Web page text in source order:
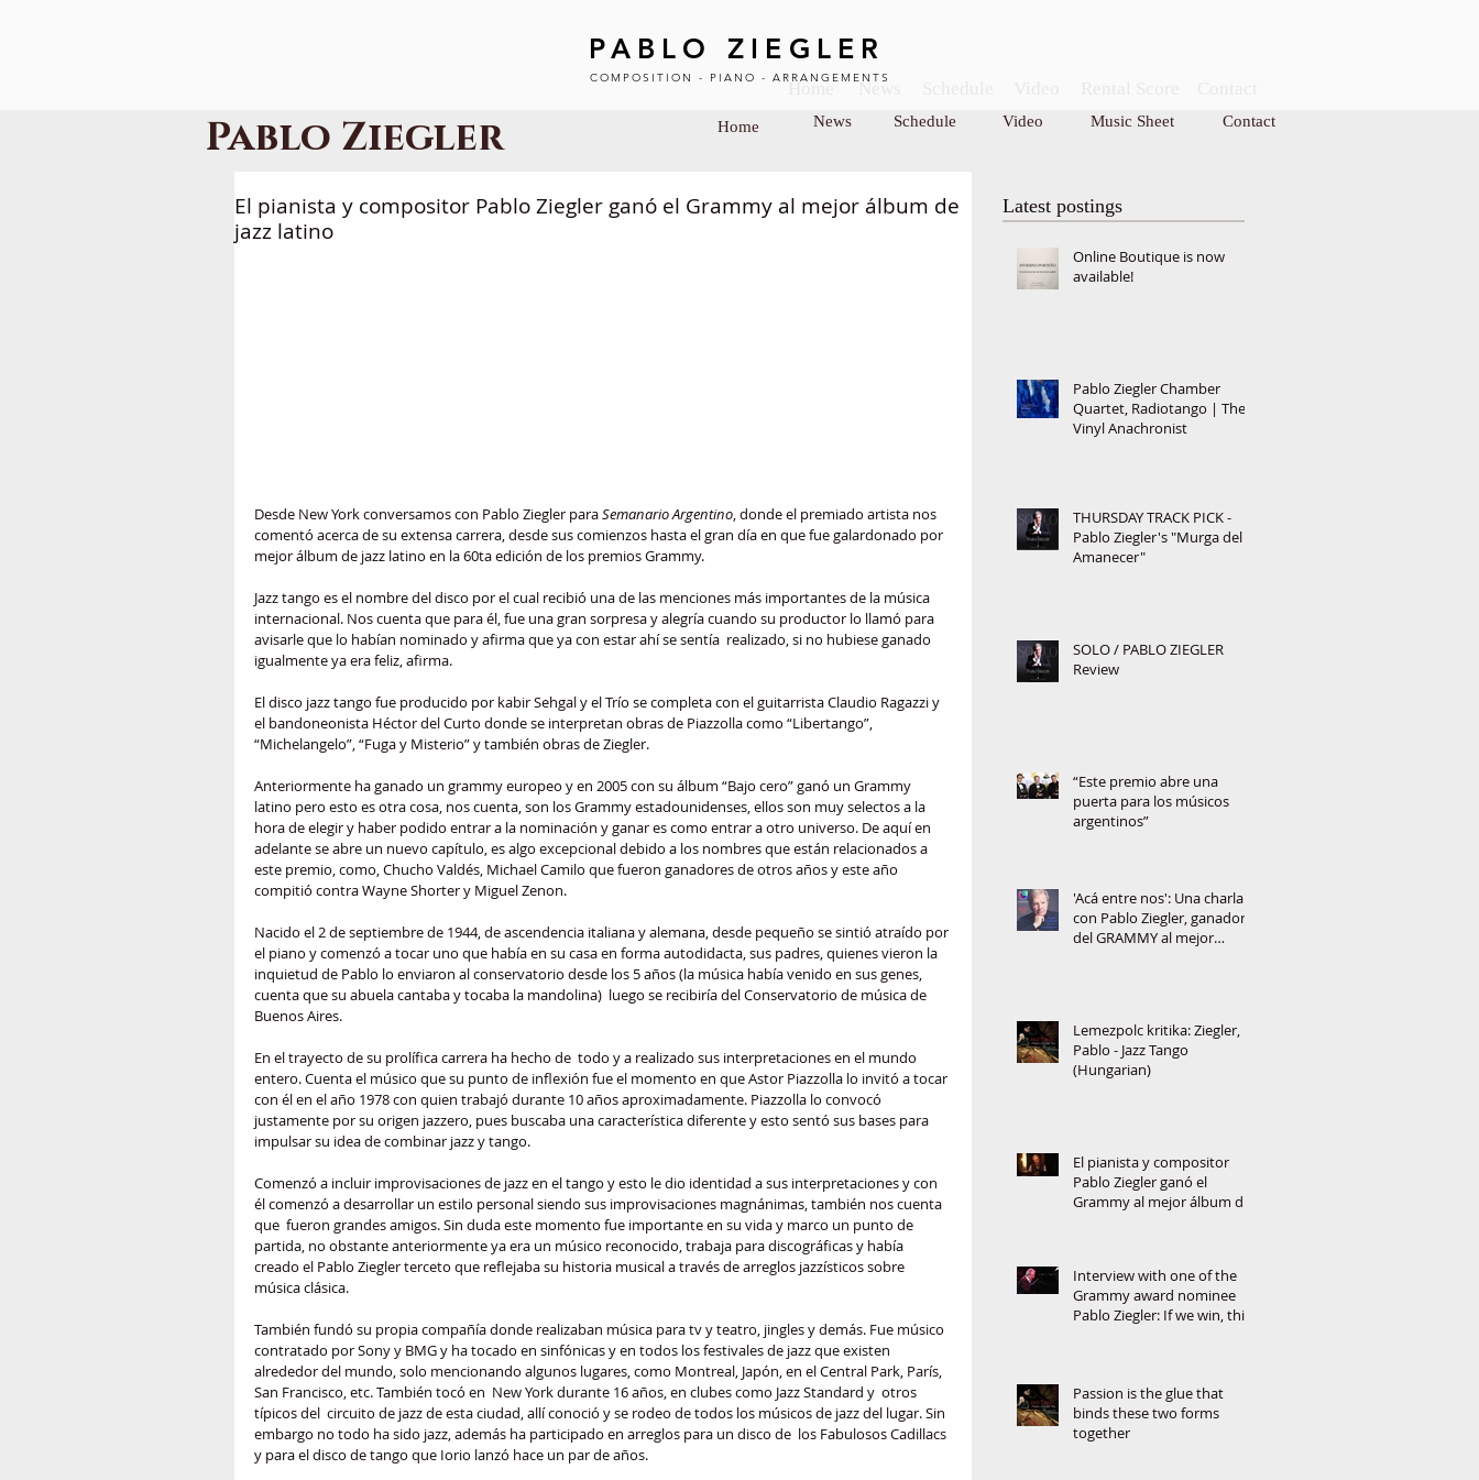
PABLO ZIEGLER
COMPOSITION - PIANO - ARRANGEMENTS
HOME ABOUT MUSIC SHEET VIDEO CONTACT
Home News
Pablo Ziegler Home News Schedule Video Music Sheet Contact
El pianista y compositor Pablo Ziegler ganó el Grammy al mejor álbum de
jazz latino
Desde New York conversamos con Pablo Ziegler para Semanario Argentino, donde el premiado artista nos
comentó acerca de su extensa carrera, desde sus comienzos hasta el gran día en que fue galardonado por
mejor álbum de jazz latino en la 60ta edición de los premios Grammy.
Jazz tango es el nombre del disco por el cual recibió una de las menciones más importantes de la música
internacional. Nos cuenta que para él, fue una gran sorpresa y alegría cuando su productor lo llamó para
avisarle que lo habían nominado y afirma que ya con estar ahí se sentía  realizado, si no hubiese ganado
igualmente ya era feliz, afirma.
El disco jazz tango fue producido por kabir Sehgal y el Trío se completa con el guitarrista Claudio Ragazzi y
el bandoneonista Héctor del Curto donde se interpretan obras de Piazzolla como “Libertango”,
“Michelangelo”, “Fuga y Misterio” y también obras de Ziegler.
Anteriormente ha ganado un grammy europeo y en 2005 con su álbum “Bajo cero” ganó un Grammy
latino pero esto es otra cosa, nos cuenta, son los Grammy estadounidenses, ellos son muy selectos a la
hora de elegir y haber podido entrar a la nominación y ganar es como entrar a otro universo. De aquí en
adelante se abre un nuevo capítulo, es algo excepcional debido a los nombres que están relacionados a
este premio, como, Chucho Valdés, Michael Camilo que fueron ganadores de otros años y este año
compitió contra Wayne Shorter y Miguel Zenon.
Nacido el 2 de septiembre de 1944, de ascendencia italiana y alemana, desde pequeño se sintió atraído por
el piano y comenzó a tocar uno que había en su casa en forma autodidacta, sus padres, quienes vieron la
inquietud de Pablo lo enviaron al conservatorio desde los 5 años (la música había venido en sus genes,
cuenta que su abuela cantaba y tocaba la mandolina)  luego se recibiría del Conservatorio de música de
Buenos Aires.
En el trayecto de su prolífica carrera ha hecho de  todo y a realizado sus interpretaciones en el mundo
entero. Cuenta el músico que su punto de inflexión fue el momento en que Astor Piazzolla lo invitó a tocar
con él en el año 1978 con quien trabajó durante 10 años aproximadamente. Piazzolla lo convocó
justamente por su origen jazzero, pues buscaba una característica diferente y esto sentó sus bases para
impulsar su idea de combinar jazz y tango.
Comenzó a incluir improvisaciones de jazz en el tango y esto le dio identidad a sus interpretaciones y con
él comenzó a desarrollar un estilo personal siendo sus improvisaciones magnánimas, también nos cuenta
que  fueron grandes amigos. Sin duda este momento fue importante en su vida y marco un punto de
partida, no obstante anteriormente ya era un músico reconocido, trabaja para discográficas y había
creado el Pablo Ziegler terceto que reflejaba su historia musical a través de arreglos jazzísticos sobre
música clásica.
También fundó su propia compañía donde realizaban música para tv y teatro, jingles y demás. Fue músico
contratado por Sony y BMG y ha tocado en sinfónicas y en todos los festivales de jazz que existen
alrededor del mundo, solo mencionando algunos lugares, como Montreal, Japón, en el Central Park, París,
San Francisco, etc. También tocó en  New York durante 16 años, en clubes como Jazz Standard y  otros
típicos del  circuito de jazz de esta ciudad, allí conoció y se rodeo de todos los músicos de jazz del lugar. Sin
embargo no todo ha sido jazz, además ha participado en arreglos para un disco de  los Fabulosos Cadillacs
y para el disco de tango que Iorio lanzó hace un par de años.
Latest postings
Online Boutique is now
available!
Pablo Ziegler Chamber
Quartet, Radiotango | The
Vinyl Anachronist
THURSDAY TRACK PICK -
Pablo Ziegler's "Murga del
Amanecer"
SOLO / PABLO ZIEGLER
Review
“Este premio abre una
puerta para los músicos
argentinos”
'Acá entre nos': Una charla
con Pablo Ziegler, ganador
del GRAMMY al mejor
Lemezpolc kritika: Ziegler,
Pablo - Jazz Tango
(Hungarian)
El pianista y compositor
Pablo Ziegler ganó el
Grammy al mejor álbum de
Interview with one of the
Grammy award nominee
Pablo Ziegler: If we win, this
Passion is the glue that
binds these two forms
together